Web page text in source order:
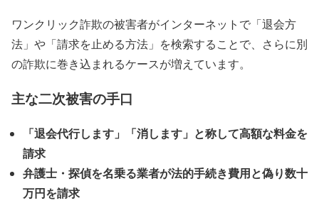
ワンクリック詐欺の被害者がインターネットで「退会方
法」や「請求を止める方法」を検索することで、さらに別
の詐欺に巻き込まれるケースが増えています。
主な二次被害の手口
「退会代行します」「消します」と称して高額な料金を
請求
弁護士・探偵を名乗る業者が法的手続き費用と偽り数十
万円を請求